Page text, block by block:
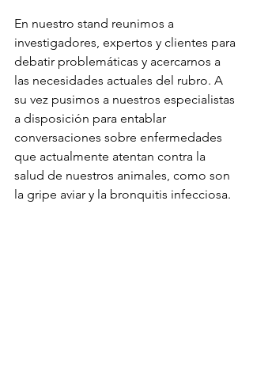
En nuestro stand reunimos a
investigadores, expertos y clientes para
debatir problemáticas y acercarnos a
las necesidades actuales del rubro. A
su vez pusimos a nuestros especialistas
a disposición para entablar
conversaciones sobre enfermedades
que actualmente atentan contra la
salud de nuestros animales, como son
la gripe aviar y la bronquitis infecciosa.